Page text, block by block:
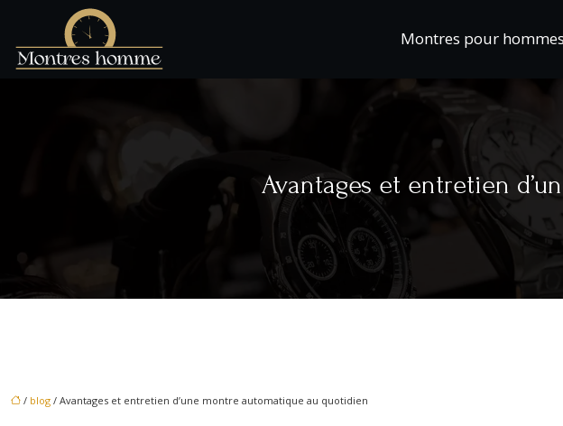
Montres pour hommes
Avantages et entretien
/ blog / Avantages et entretien d’une montre automatique au quotidien